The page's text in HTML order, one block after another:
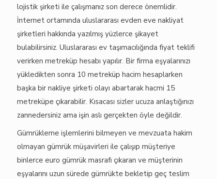
lojistik şirketi ile çalışmanız son derece önemlidir.
İnternet ortamında uluslararası evden eve nakliyat
şirketleri hakkında yazılmış yüzlerce şikayet
bulabilirsiniz. Uluslararası ev taşımacılığında fiyat teklifi
verirken metreküp hesabı yapılır. Bir firma eşyalarınızı
yükledikten sonra 10 metreküp hacim hesaplarken
başka bir nakliye şirketi olayı abartarak hacmi 15
metreküpe çıkarabilir. Kısacası sizler ucuza anlaştığınızı
zannedersiniz ama işin aslı gerçekten öyle değildir.
Gümrükleme işlemlerini bilmeyen ve mevzuata hakim
olmayan gümrük müşavirleri ile çalışıp müşteriye
binlerce euro gümrük masrafı çıkaran ve müşterinin
eşyalarını uzun sürede gümrükte bekletip geç teslim